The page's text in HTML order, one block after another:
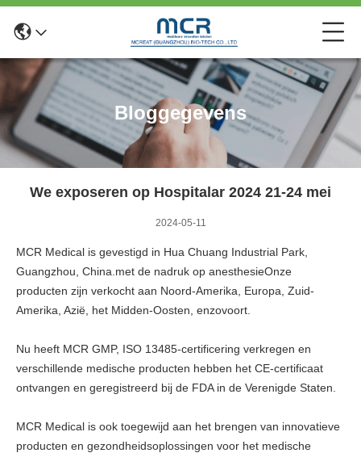
Bloggegevens
We exposeren op Hospitalar 2024 21-24 mei
2024-05-11
MCR Medical is gevestigd in Hua Chuang Industrial Park,
Guangzhou, China.met de nadruk op anesthesieOnze
producten zijn verkocht aan Noord-Amerika, Europa, Zuid-
Amerika, Azië, het Midden-Oosten, enzovoort.
Nu heeft MCR GMP, ISO 13485-certificering verkregen en
verschillende medische producten hebben het CE-certificaat
ontvangen en geregistreerd bij de FDA in de Verenigde Staten.
MCR Medical is ook toegewijd aan het brengen van innovatieve
producten en gezondheidsoplossingen voor het medische